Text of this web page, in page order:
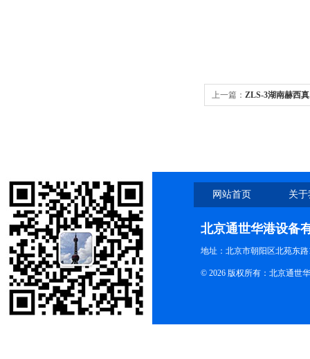
上一篇： ZLS-3湖南赫西
网站首页 关
北京通世华港设备
地址：北京市朝阳区北苑东路
© 2026 版权所有：北京通世